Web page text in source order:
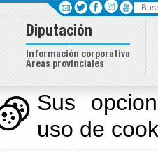
Sus
uso de
Diputación
Información corporativa
Áreas provinciales